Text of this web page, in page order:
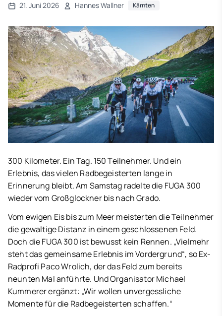
21. Juni 2026 Hannes Wallner Kärnten
300 Kilometer. Ein Tag. 150 Teilnehmer. Und ein
Erlebnis, das vielen Radbegeisterten lange in
Erinnerung bleibt. Am Samstag radelte die FUGA 300
wieder vom Großglockner bis nach Grado.
Vom ewigen Eis bis zum Meer meisterten die Teilnehmer
die gewaltige Distanz in einem geschlossenen Feld.
Doch die FUGA 300 ist bewusst kein Rennen. „Vielmehr
steht das gemeinsame Erlebnis im Vordergrund“, so Ex-
Radprofi Paco Wrolich, der das Feld zum bereits
neunten Mal anführte. Und Organisator Michael
Kummerer ergänzt: „Wir wollen unvergessliche
Momente für die Radbegeisterten schaffen.“